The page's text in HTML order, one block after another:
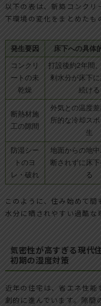
以下の表は、新築コンク
下環境の変化をまとめたも
発生要因 床下への具体
コンクリ
ートの未
乾燥
打設後約2年間
剰水分が床下に
続ける
断熱材施
工の隙間
外気との温度
所的な冷却ス
生
防湿シー
トのヨ
レ・破れ
地面からの地
断されずに床
る
このように、住み始めて
水分に晒されやすい過酷な
気密性が高すぎる現代
初期の湿度対策
近年の住宅は、省エネ性
劇的に進んでいます。隙間